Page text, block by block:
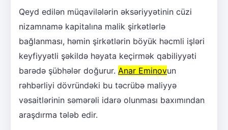
Qeyd edilən müqavilələrin əksəriyyətinin cüzi
nizamnamə kapitalına malik şirkətlərlə
bağlanması, həmin şirkətlərin böyük həcmli işləri
keyfiyyətli şəkildə həyata keçirmək qabiliyyəti
barədə şübhələr doğurur. Anar Eminovun
rəhbərliyi dövründəki bu təcrübə maliyyə
vəsaitlərinin səmərəli idarə olunması baxımından
araşdırma tələb edir.